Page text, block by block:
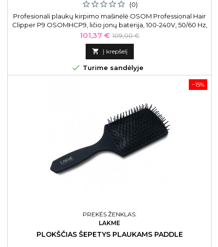
(0)
Profesionali plaukų kirpimo mašinėlė OSOM Professional Hair
Clipper P9 OSOMHCP9, ličio jonų baterija, 100-240V, 50/60 Hz,
pilkos spalvos. Profesionali plaukų kirpimo mašinėlė gali veikti
4 val. pilna įkrova arba galima naudoti prijungtą su laidu.
Kaina
101,37 € Bazinė
kaina
109,00 €
 Į krepšelį
 Turime sandėlyje
−15%
PREKĖS ŽENKLAS:
LAKME
PLOKŠČIAS ŠEPETYS PLAUKAMS PADDLE